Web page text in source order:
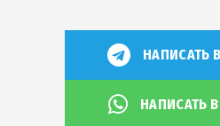
НАПИСАТЬ В
НАПИСАТЬ В